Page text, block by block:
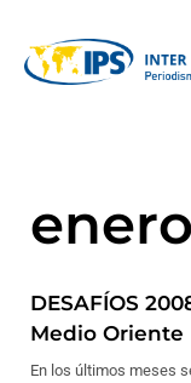
DESAFÍOS
Medio Oriente
En los últimos meses